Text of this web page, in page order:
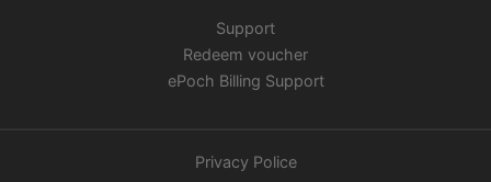
Support
Redeem voucher
ePoch Billing Support
Privacy Police